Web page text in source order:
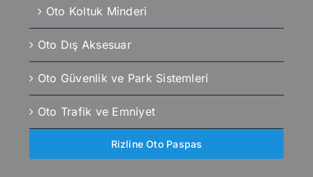
Oto Koltuk Minderi
Oto Dış Aksesuar
Oto Güvenlik ve Park Sistemleri
Oto Trafik ve Emniyet
Rizline Oto Paspas